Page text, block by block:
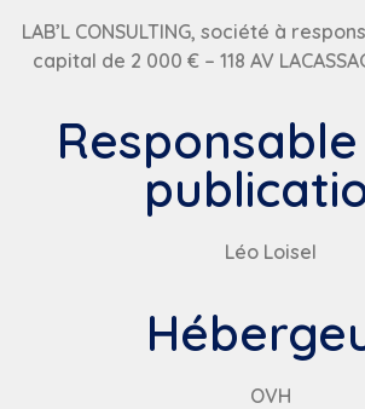
LAB’L CONSULTING, société à
capital de 2 000 € – 118 AV
Léo Loisel
OVH